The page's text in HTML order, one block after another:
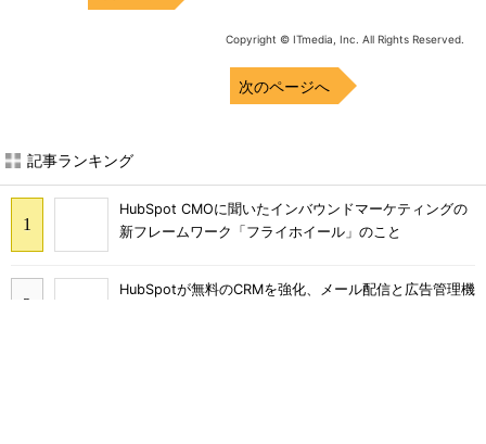
Copyright © ITmedia, Inc. All Rights Reserved.
次のページへ
記事ランキング
HubSpot CMOに聞いたインバウンドマーケティングの
新フレームワーク「フライホイール」のこと
HubSpotが無料のCRMを強化、メール配信と広告管理機